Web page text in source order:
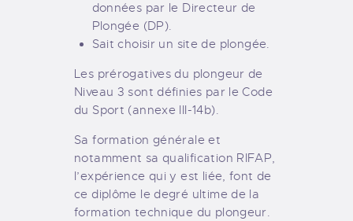
données par le Directeur de
Plongée (DP).
Sait choisir un site de plongée.
Les prérogatives du plongeur de
Niveau 3 sont définies par le Code
du Sport (annexe III-14b).
Sa formation générale et
notamment sa qualification RIFAP,
l’expérience qui y est liée, font de
ce diplôme le degré ultime de la
formation technique du plongeur.